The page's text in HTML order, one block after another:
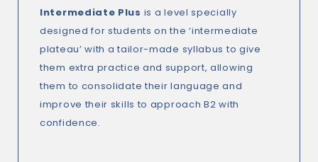
Intermediate Plus is a level specially
designed for students on the ‘intermediate
plateau’ with a tailor-made syllabus to give
them extra practice and support, allowing
them to consolidate their language and
improve their skills to approach B2 with
confidence.